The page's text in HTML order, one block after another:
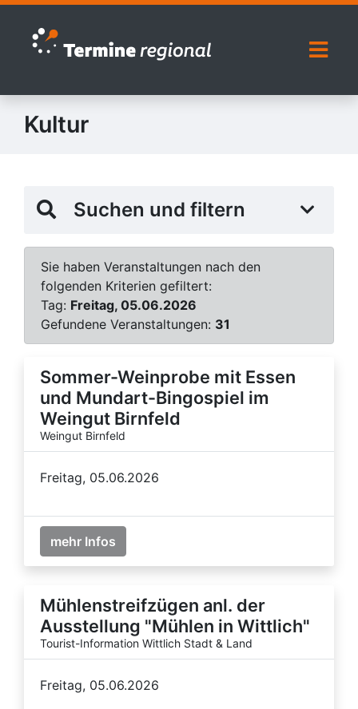
Zur Navigation springen
Zum Inhalt springen
Kultur
Suchen und filtern
Sie haben Veranstaltungen nach den
folgenden Kriterien gefiltert:
Tag: Freitag, 05.06.2026
Gefundene Veranstaltungen: 31
Sommer-Weinprobe mit Essen
und Mundart-Bingospiel im
Weingut Birnfeld
Weingut Birnfeld
Freitag, 05.06.2026
mehr Infos
Mühlenstreifzügen anl. der
Ausstellung "Mühlen in Wittlich"
Tourist-Information Wittlich Stadt & Land
Freitag, 05.06.2026